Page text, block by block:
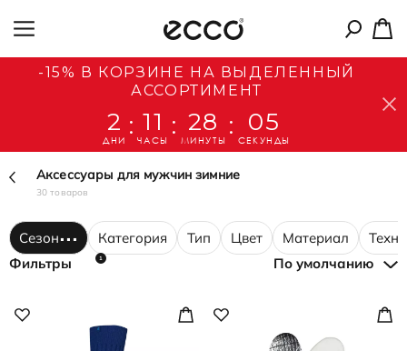
-15% В КОРЗИНЕ НА ВЫДЕЛЕННЫЙ
АССОРТИМЕНТ
2
ДНИ
: 11
ЧАСЫ
: 28
МИНУТЫ
: 04
СЕКУНДЫ
Аксессуары для мужчин зимние
30 товаров
Категория Тип
Сезон Цвет Материал
1
Фильтры По умолчанию